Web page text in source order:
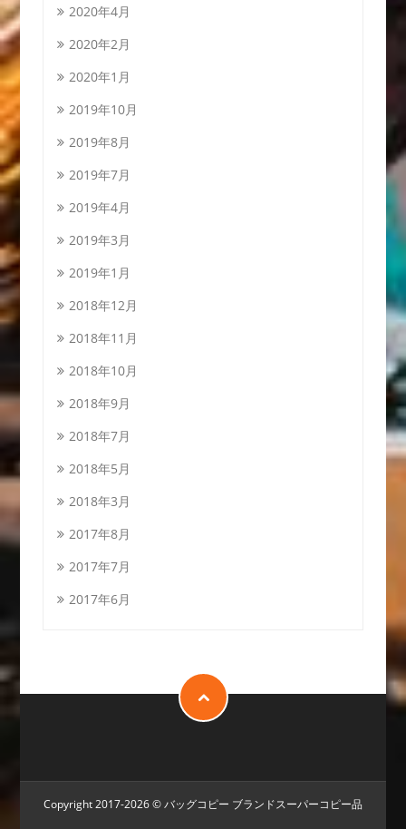
2020年4月
2020年2月
2020年1月
2019年10月
2019年8月
2019年7月
2019年4月
2019年3月
2019年1月
2018年12月
2018年11月
2018年10月
2018年9月
2018年7月
2018年5月
2018年3月
2017年8月
2017年7月
2017年6月
Copyright 2017-2026 ©バッグコピー ブランドスーパーコピー品